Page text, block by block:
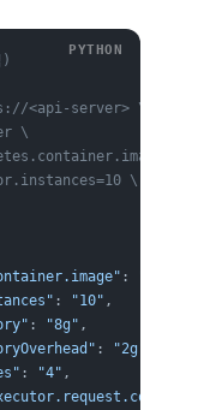
)
<api-server> \
\
\
:
: "10" ,
: "8g" ,
: "2g"
: "4" ,